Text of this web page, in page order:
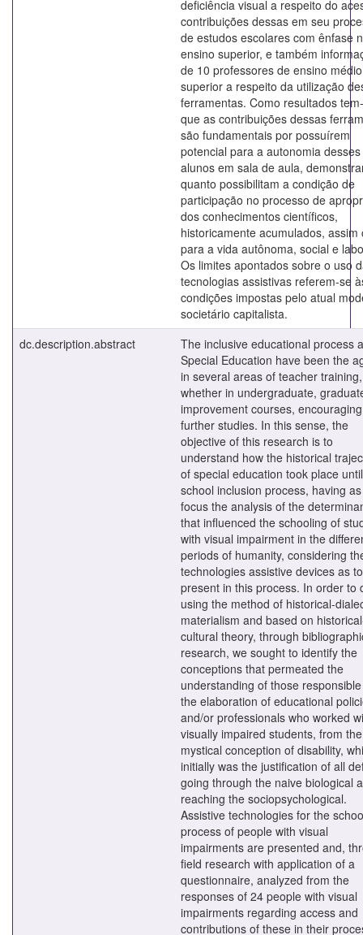
deficiência visual a respeito do
contribuições dessas em seu
de estudos escolares com ênfase
ensino superior, e também
de 10 professores de ensino
superior a respeito da utilização
ferramentas. Como resultados
que as contribuições dessas
são fundamentais por possuírem
potencial para a autonomia desses
alunos em sala de aula,
quanto possibilitam a condição de
participação no processo de
dos conhecimentos científicos,
historicamente acumulados, assim
para a vida autônoma, social e
Os limites apontados sobre o uso
tecnologias assistivas referem-se
condições impostas pelo atual
societário capitalista.
dc.description.abstract
The inclusive educational process
Special Education have been the
in several areas of teacher training,
whether in undergraduate,
improvement courses, encouraging
further studies. In this sense, the
objective of this research is to
understand how the historical
of special education took place
school inclusion process, having
focus the analysis of the
that influenced the schooling of
with visual impairment in the
periods of humanity, considering
technologies assistive devices as
present in this process. In order to
using the method of historical-
materialism and based on
cultural theory, through
research, we sought to identify the
conceptions that permeated the
understanding of those
the elaboration of educational
and/or professionals who worked
visually impaired students, from the
mystical conception of disability,
initially was the justification of all
going through the naive biological
reaching the sociopsychological.
Assistive technologies for the
process of people with visual
impairments are presented and,
field research with application of a
questionnaire, analyzed from the
responses of 24 people with visual
impairments regarding access and
contributions of these in their